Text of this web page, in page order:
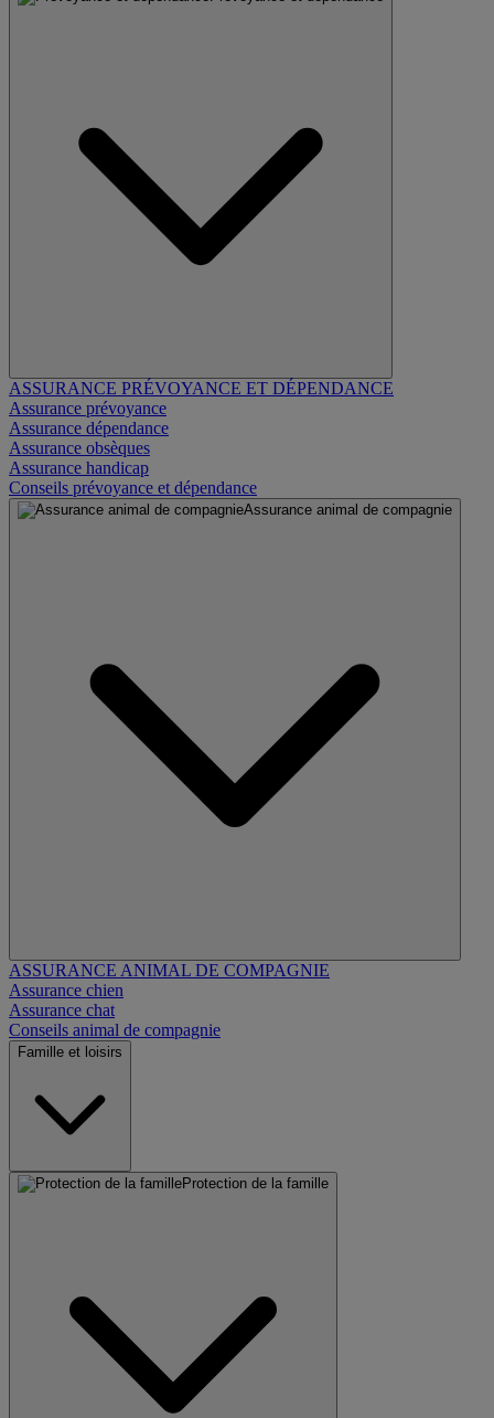
ASSURANCE PRÉVOYANCE ET DÉPENDANCE
Assurance prévoyance
Assurance dépendance
Assurance obsèques
Assurance handicap
Conseils prévoyance et dépendance
Assurance animal de compagnie
ASSURANCE ANIMAL DE COMPAGNIE
Assurance chien
Assurance chat
Conseils animal de compagnie
Famille et loisirs
Protection de la famille